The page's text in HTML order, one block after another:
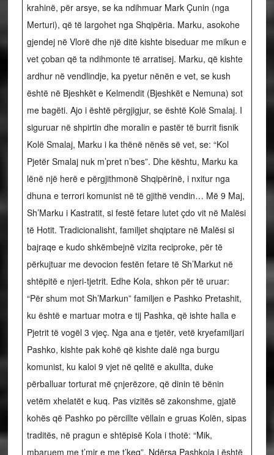
krahinë, për arsye, se ka ndihmuar Mark Çunin (nga
Merturi), që të largohet nga Shqipëria. Marku, asokohe
gjendej në Vlorë dhe një ditë kishte biseduar me mikun e
vet çoban që ta ndihmonte të arratisej. Marku, që kishte
ardhur në vendlindje, ka pyetur nënën e vet, se kush
është në Bjeshkët e Kelmendit (Bjeshkët e Nemuna) sot
me bagëti. Ajo i është përgjigjur, se është Kolë Smalaj. I
siguruar në shpirtin dhe moralin e pastër të burrit fisnik
Kolë Smalaj, Marku i ka thënë nënës së vet, se: “Kol
Pjetër Smalaj nuk m’pret n’bes”. Dhe kështu, Marku ka
lënë një herë e përgjithmonë Shqipërinë, i nxitur nga
dhuna e terrori komunist në të gjithë vendin… Më 9 Maj,
Sh’Marku i Kastratit, si festë fetare lutet çdo vit në Malësi
të Hotit. Tradicionalisht, familjet shqiptare në Malësi si
bajraqe e kudo shkëmbejnë vizita reciproke, për të
përkujtuar me devocion festën fetare të Sh’Markut në
shtëpitë e njeri-tjetrit. Edhe Kola, shkon për të uruar:
“Për shum mot Sh’Markun” familjen e Pashko Pretashit,
ku është e martuar motra e tij Pashka, që ishte halla e
Pjetrit të vogël 3 vjeç. Nga ana e tjetër, vetë kryefamiljari
Pashko, kishte pak kohë që kishte dalë nga burgu
komunist, ku kaloi 9 vjet në qelitë e akullta, duke
përballuar torturat më çnjerëzore, që dinin të bënin
vetëm xhelatët e kuq. Pas vizitës së zakonshme, gjatë
kohës që Pashko po përcillte vëllain e gruas Kolën, sipas
traditës, në pragun e shtëpisë Kola i thotë: “Mik,
mbaruem me t’mir e me t’keq”. Ndërsa Pashkoja i është